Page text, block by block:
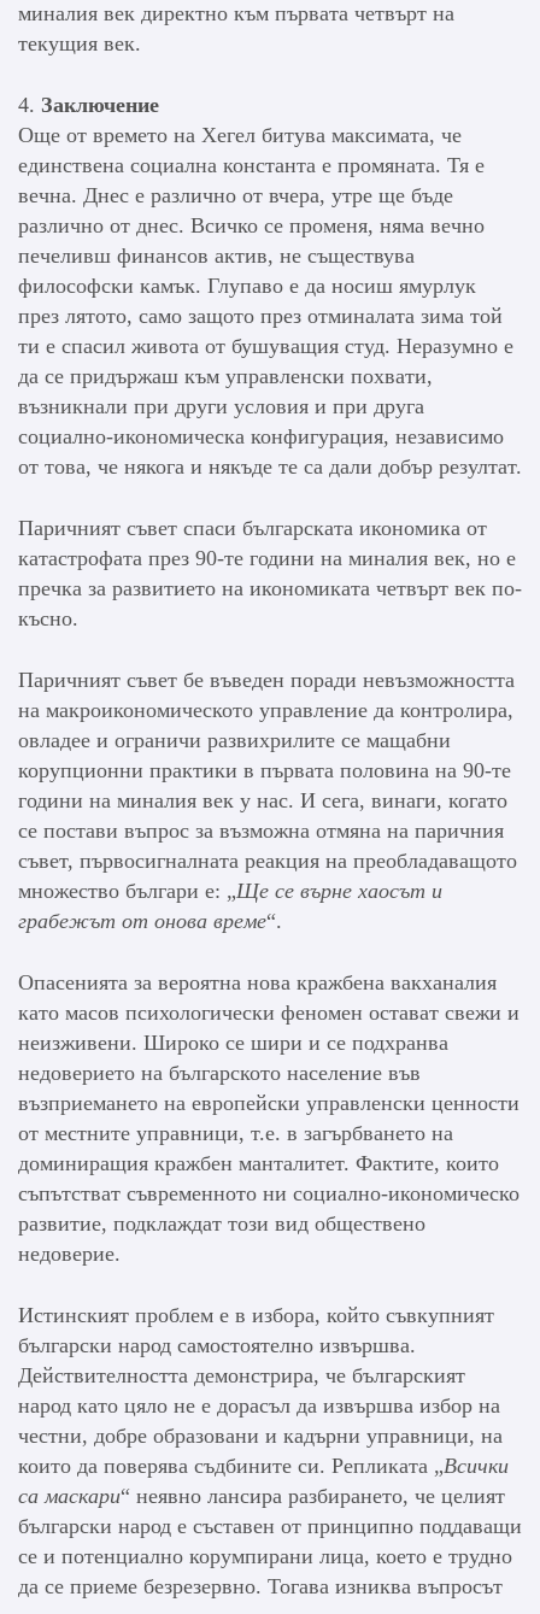
миналия век директно към първата четвърт на
текущия век.
4. Заключение
Още от времето на Хегел битува максимата, че
единствена социална константа е промяната. Тя е
вечна. Днес е различно от вчера, утре ще бъде
различно от днес. Всичко се променя, няма вечно
печеливш финансов актив, не съществува
философски камък. Глупаво е да носиш ямурлук
през лятото, само защото през отминалата зима той
ти е спасил живота от бушуващия студ. Неразумно е
да се придържаш към управленски похвати,
възникнали при други условия и при друга
социално-икономическа конфигурация, независимо
от това, че някога и някъде те са дали добър резултат.
Паричният съвет спаси българската икономика от
катастрофата през 90-те години на миналия век, но е
пречка за развитието на икономиката четвърт век по-
късно.
Паричният съвет бе въведен поради невъзможността
на макроикономическото управление да контролира,
овладее и ограничи развихрилите се мащабни
корупционни практики в първата половина на 90-те
години на миналия век у нас. И сега, винаги, когато
се постави въпрос за възможна отмяна на паричния
съвет, първосигналната реакция на преобладаващото
множество българи е: „Ще се върне хаосът и
грабежът от онова време“.
Опасенията за вероятна нова кражбена вакханалия
като масов психологически феномен остават свежи и
неизживени. Широко се шири и се подхранва
недоверието на българското население във
възприемането на европейски управленски ценности
от местните управници, т.е. в загърбването на
доминиращия кражбен манталитет. Фактите, които
съпътстват съвременното ни социално-икономическо
развитие, подклаждат този вид обществено
недоверие.
Истинският проблем е в избора, който съвкупният
български народ самостоятелно извършва.
Действителността демонстрира, че българският
народ като цяло не е дорасъл да извършва избор на
честни, добре образовани и кадърни управници, на
които да поверява съдбините си. Репликата „Всички
са маскари“ неявно лансира разбирането, че целият
български народ е съставен от принципно поддаващи
се и потенциално корумпирани лица, което е трудно
да се приеме безрезервно. Тогава изниква въпросът